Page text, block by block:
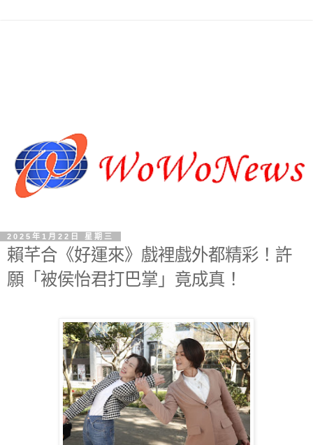
2025年1月22日 星期三
賴芊合《好運來》戲裡戲外都精彩！許
願「被侯怡君打巴掌」竟成真！